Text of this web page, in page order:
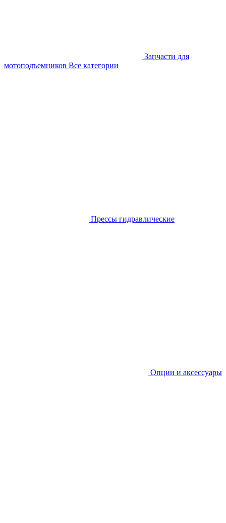
Запчасти для
мотоподъемников Все категории
Прессы гидравлические
Опции и аксессуары